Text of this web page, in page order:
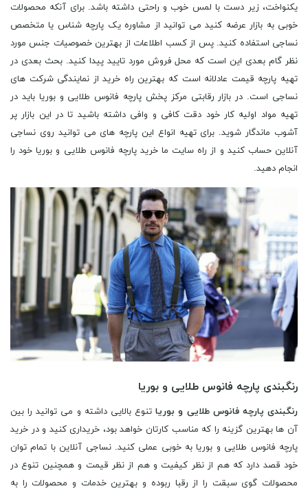
یکنواخت، زیر دست با لمس خوب و راحتی داشته باشد. برای آنکه محصولات
خوبی به بازار عرضه کنید می توانید از مشاوره یک پارچه شناس یا متخصص
نساجی استفاده کنید. پس از کسب اطلاعات از بهترین خصوصیات جنس مورد
نظر گام بعدی این است که محل فروش مورد تایید پیدا کنید. بحث بعدی در
تهیه پارچه قیمت عادلانه است که بهترین راه خرید از نمایندگی شرکت های
نساجی است. در بازار رقابتی مرکز پخش پارچه فانوس طلایی و بوریا باید در
تهیه مواد اولیه کار خود دقت کافی و وافی داشته باشید تا در این بازار پر
آشوب ماندگار شوید. برای تهیه انواع این پارچه های می توانید روی نساجی
آنلاین حساب کنید و از راه سایت ما خرید پارچه فانوس طلایی و بوریا خود را
انجام دهید.
رنگبندی پارچه فانوس طلایی و بوریا
رنگبندی پارچه فانوس طلایی و بوریاتنوع بالایی داشته و می توانید را بین
آن ها بهترین گزینه را که مناسب کارتان خواهد بود، خریداری کنید و در خرید
پارچه فانوس طلایی و بوریا به خوبی عملی کنید. نساجی آنلاین با تمام توان
خود قصد دارد که هم از نظر کیفیت و هم از نظر قیمت و همچنین تنوع در
محصولات گوی سبقت را از رقبا ربوده و بهترین خدمات و محصولات را به